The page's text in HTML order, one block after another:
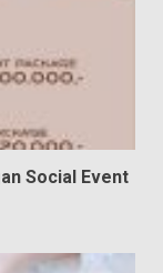
Social Event